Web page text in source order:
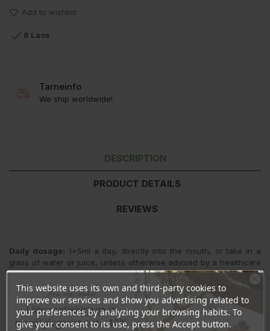
Add to wishlist
 8 Laos
Tarneinfo
We ship worldwide!
DESCRIPTION
PRODUCT DETAILS
REVIEWS
Daily dosage: 1x5ml a day, directly into the mouth, or take in a
glass of water or juice, unless otherwise advised by a healthcare
professional. Store cool and dry. When opened store in
refrigerator and finish within 2 months. Shake well before use.
Ingredient per daily dosage
NRV%*
Vitamin C
1000mg
1250%
This website uses its own and third-party cookies to
improve our services and show you advertising related to
your preferences by analyzing your browsing habits. To
give your consent to its use, press the Accept button.
Ära veel lahku!
Liitu uudiskirjaga ja
naudi järgmist ostu 10%